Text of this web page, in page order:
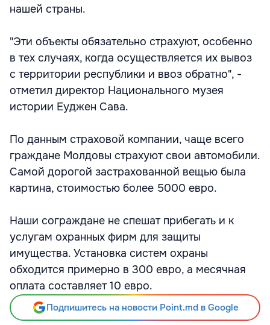
нашей страны.
"Эти объекты обязательно страхуют, особенно
в тех случаях, когда осуществляется их вывоз
с территории республики и ввоз обратно", -
отметил директор Национального музея
истории Еуджен Сава.
По данным страховой компании, чаще всего
граждане Молдовы страхуют свои автомобили.
Самой дорогой застрахованной вещью была
картина, стоимостью более 5000 евро.
Наши сограждане не спешат прибегать и к
услугам охранных фирм для защиты
имущества. Установка систем охраны
обходится примерно в 300 евро, а месячная
оплата составляет 10 евро.
Подпишитесь на новости Point.md в Google